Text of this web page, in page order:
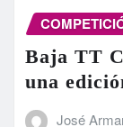
Baja TT
una
José